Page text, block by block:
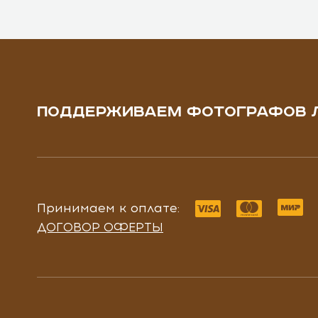
ПОДДЕРЖИВАЕМ ФОТОГРАФОВ
Принимаем к оплате:
ДОГОВОР ОФЕРТЫ